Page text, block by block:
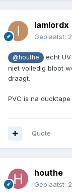
Iamlordx
Geplaatst:
@houthe
echt UV
niet volledig bloot
draagt.
PVC is na
Quote
houthe
Geplaatst: